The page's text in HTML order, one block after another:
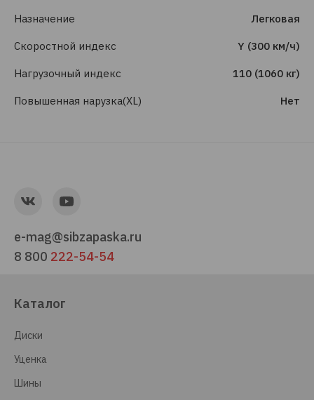
Назначение Легковая
Скоростной индекс Y (300 км/ч)
Нагрузочный индекс 110 (1060 кг)
Повышенная нарузка(XL) Нет
e-mag@sibzapaska.ru
8 800 222-54-54
Каталог
Диски
Уценка
Шины